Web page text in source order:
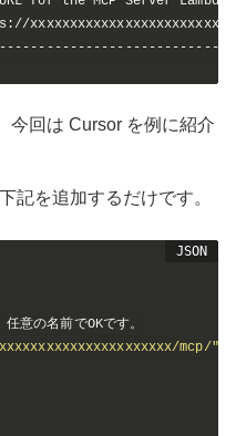
今回は Cursor を例に紹介
記を追加するだけです。
意の名前でOKです。
mcp/"